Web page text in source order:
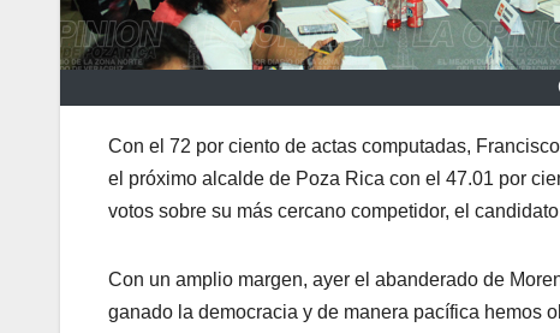
Con el 72 por ciento de actas computadas,
el próximo alcalde de Poza Rica con el 47.01 por
votos sobre su más cercano competidor, el
Con un amplio margen, ayer el abanderado de
ganado la democracia y de manera pacífica hemos